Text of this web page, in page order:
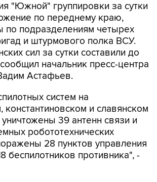
"Южной" группировки за сутки
по переднему краю,
по подразделениям четырех
и штурмового полка ВСУ.
сил за сутки составили до
начальник пресс-центра
Астафьев.
систем на
константиновском и славянском
39 антенн связи и
робототехнических
28 пунктов управления
беспилотников противника", -